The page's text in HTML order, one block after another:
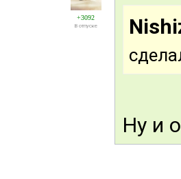
+3092
В отпуске
Ну и